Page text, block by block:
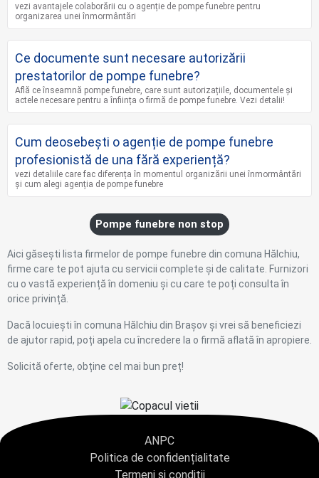
vezi avantajele colaborării cu o agenție de pompe funebre pentru
organizarea unei înmormântări
Ce documente sunt necesare autorizării
prestatorilor de pompe funebre?
Află ce înseamnă pompe funebre, care sunt autorizațiile, documentele și
actele necesare pentru a înființa o firmă de pompe funebre. Vezi detalii!
Cum deosebești o agenție de pompe funebre
profesionistă de una fără experiență?
vezi detaliile care fac diferența în momentul organizării unei înmormântări
și cum alegi agenția de pompe funebre
Pompe funebre non stop
Aici găsești lista firmelor de pompe funebre din comuna Hălchiu,
firme care te pot ajuta cu servicii complete și de calitate. Furnizori
cu o vastă experiență în domeniu și cu care te poți consulta în
orice privință.
Dacă locuiești în comuna Hălchiu din Brașov și vrei să beneficiezi
de ajutor rapid, poți apela cu încredere la o firmă aflată în apropiere.
Solicită oferte, obține cel mai bun preț!
ANPC
Politica de confidențialitate
Termeni și condiții